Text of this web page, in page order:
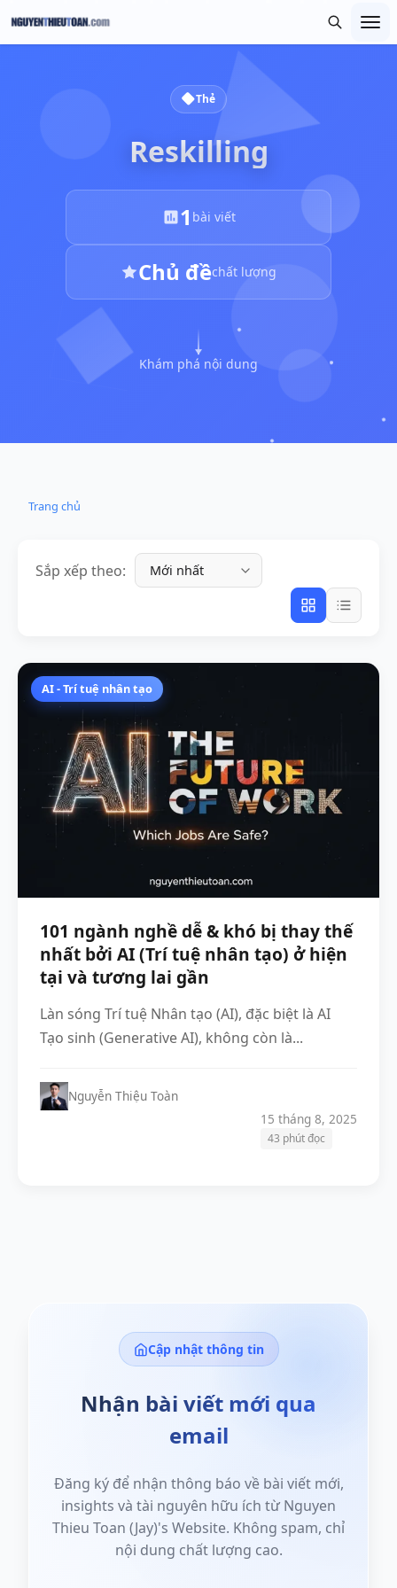
Thẻ
Reskilling
1 bài viết
Chủ đềchất lượng
Khám phá nội dung
Trang chủ
Sắp xếp theo:
AI - Trí tuệ nhân tạo
101 ngành nghề dễ & khó bị thay thế
nhất bởi AI (Trí tuệ nhân tạo) ở hiện
tại và tương lai gần
Làn sóng Trí tuệ Nhân tạo (AI), đặc biệt là AI
Tạo sinh (Generative AI), không còn là...
Nguyễn Thiệu Toàn
15 tháng 8, 2025
43 phút đọc
Cập nhật thông tin
Nhận bài viết mới qua
email
Đăng ký để nhận thông báo về bài viết mới,
insights và tài nguyên hữu ích từ Nguyen
Thieu Toan (Jay)'s Website. Không spam, chỉ
nội dung chất lượng cao.